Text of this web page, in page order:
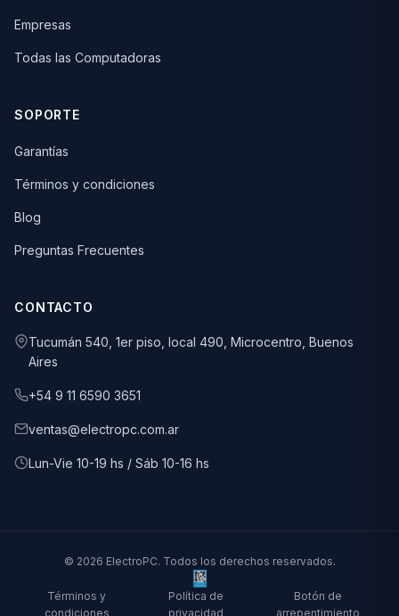
Empresas
Todas las Computadoras
SOPORTE
Garantías
Términos y condiciones
Blog
Preguntas Frecuentes
CONTACTO
Tucumán 540, 1er piso, local 490, Microcentro, Buenos
Aires
+54 9 11 6590 3651
ventas@electropc.com.ar
Lun-Vie 10-19 hs / Sáb 10-16 hs
© 2026 ElectroPC. Todos los derechos reservados.
Términos y
condiciones
Política de
privacidad
Botón de
arrepentimiento